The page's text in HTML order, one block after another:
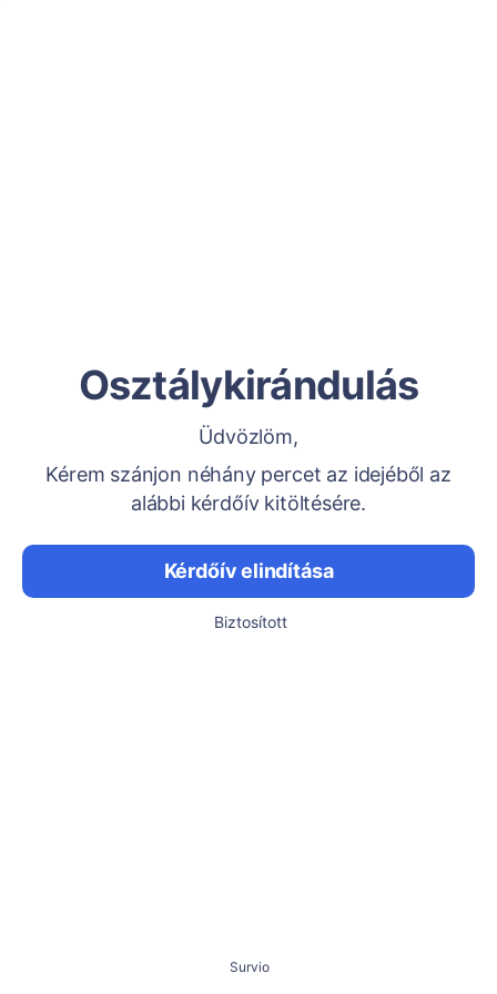
Osztálykirándulás
Üdvözlöm,
Kérem szánjon néhány percet az idejéből az
alábbi kérdőív kitöltésére.
Kérdőív elindítása
Biztosított
Survio